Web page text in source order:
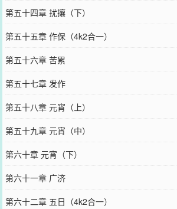
第五十四章 扰攘（下）
第五十五章 作保（4k2合一）
第五十六章 苦累
第五十七章 发作
第五十八章 元宵（上）
第五十九章 元宵（中）
第六十章 元宵（下）
第六十一章 广济
第六十二章 五日（4k2合一）